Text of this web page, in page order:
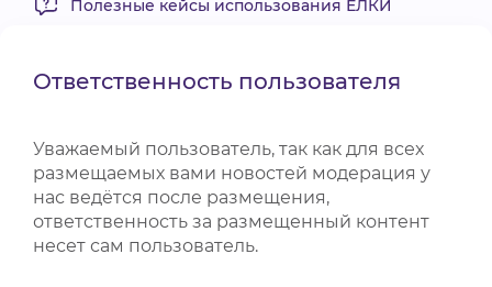
БАЗА ЗНАНИЙ
ВОЙТИ
Полезные кейсы использования ЕЛКИ
Ответственность пользователя
Уважаемый пользователь, так как для всех
размещаемых вами новостей модерация у
нас ведётся после размещения,
ответственность за размещенный контент
несет сам пользователь.